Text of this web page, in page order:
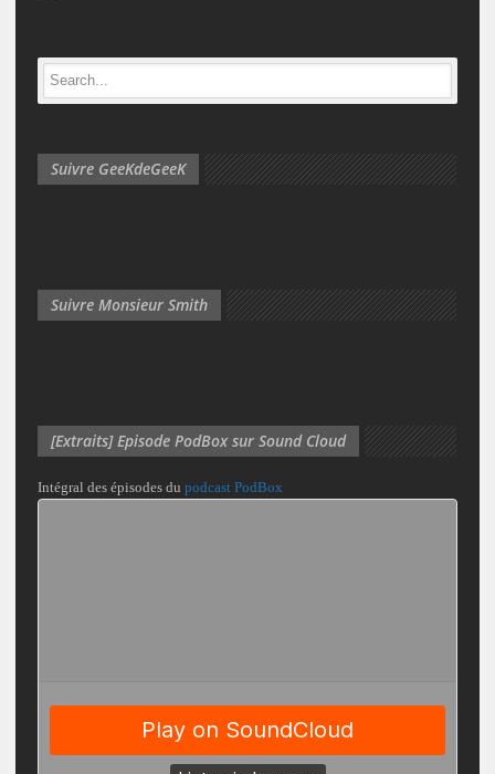
Suivre GeeKdeGeeK
Suivre Monsieur Smith
[Extraits] Episode PodBox sur Sound Cloud
Intégral des épisodes du podcast PodBox